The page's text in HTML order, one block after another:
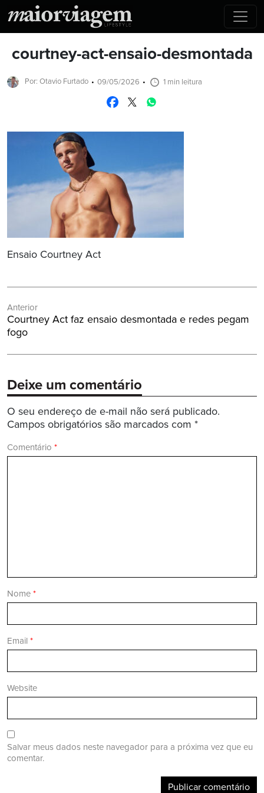
courtney-act-ensaio-desmontada
Por: Otavio Furtado 09/05/2026 1 min leitura
Ensaio Courtney Act
de
Post
Anterior
Post
Anterior:
Courtney Act faz ensaio desmontada e redes pegam
fogo
Deixe um comentário
O seu endereço de e-mail não será publicado.
Campos obrigatórios são marcados com *
Comentário *
Nome *
Email *
Website
Salvar meus dados neste navegador para a próxima vez que eu
comentar.